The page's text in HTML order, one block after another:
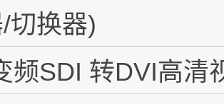
切换器)
SDI 转DVI高清